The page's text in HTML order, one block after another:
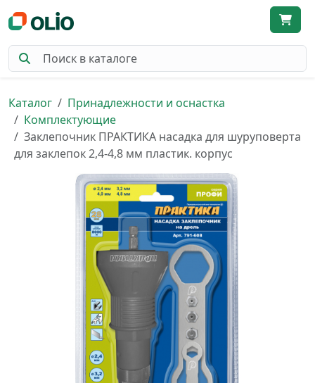
Каталог
Принадлежности и оснастка
Комплектующие
Заклепочник ПРАКТИКА насадка для шуруповерта
для заклепок 2,4-4,8 мм пластик. корпус